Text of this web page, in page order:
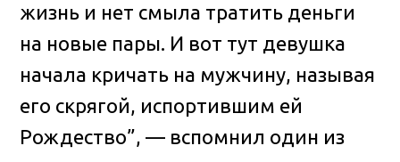
жизнь и нет смыла тратить деньги
на новые пары. И вот тут девушка
начала кричать на мужчину, называя
его скрягой, испортившим ей
Рождество”, — вспомнил один из